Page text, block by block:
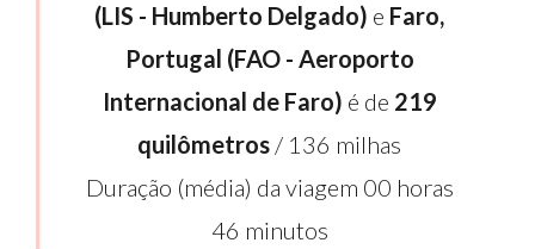
(LIS - Humberto Delgado) e Faro,
Portugal (FAO - Aeroporto
Internacional de Faro) é de 219
quilômetros / 136 milhas
Duração (média) da viagem 00 horas
46 minutos